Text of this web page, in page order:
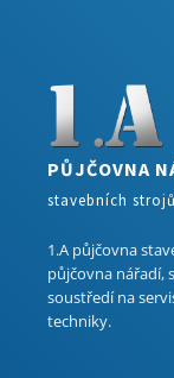
PŮJČOVNA
stavebních
1.A půjčovna
půjčovna nářadí,
soustředí na
techniky.